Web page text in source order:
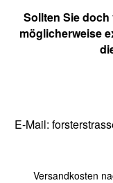
Sollten Sie
möglicherweise
E-Mail:
Versandkosten